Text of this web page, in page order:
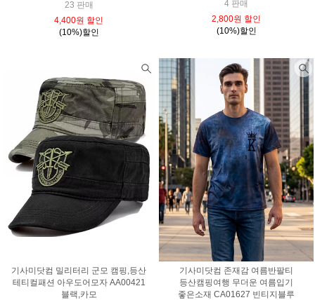
23 판매
4,400원 할인
(10%)할인
4 판매
2,800원 할인
(10%)할인
기사미닷컴 밀리터리 군모 캠핑,등산
테티컬패션 아우도어모자 AA00421
블랙,카모
기사미닷컴 존재감 여름반팔티
등산캠핑여행 무더운 여름입기
좋은소재 CA01627 빈티지블루